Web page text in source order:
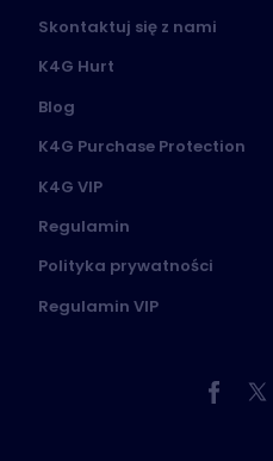
Skontaktuj się z nami
K4G Hurt
Blog
K4G Purchase Protection
K4G VIP
Regulamin
Polityka prywatności
Regulamin VIP